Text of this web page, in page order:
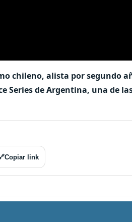
chileno, alista por segundo
Series de Argentina, una de
Copiar link